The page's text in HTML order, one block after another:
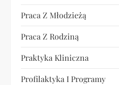
Praca Z Młodzieżą
Praca Z Rodziną
Praktyka Kliniczna
Profilaktyka I Programy